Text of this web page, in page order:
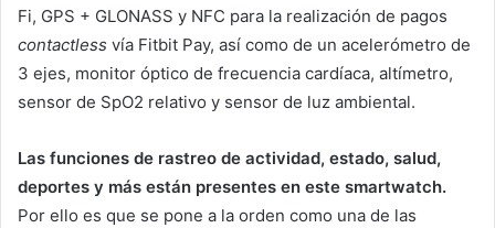
Fi, GPS + GLONASS y NFC para la realización de pagos
contactless vía Fitbit Pay, así como de un acelerómetro de
3 ejes, monitor óptico de frecuencia cardíaca, altímetro,
sensor de SpO2 relativo y sensor de luz ambiental.
Las funciones de rastreo de actividad, estado, salud,
deportes y más están presentes en este smartwatch.
Por ello es que se pone a la orden como una de las